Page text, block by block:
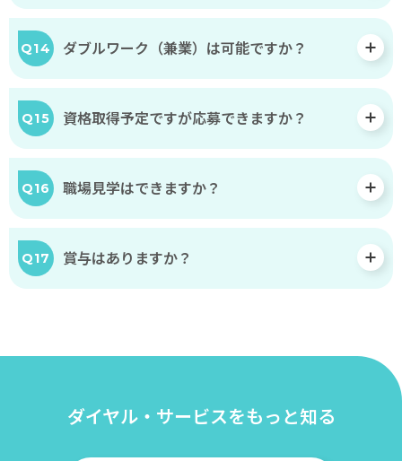
Q14 ダブルワーク（兼業）は可能ですか？
Q15 資格取得予定ですが応募できますか？
Q16 職場見学はできますか？
Q17 賞与はありますか？
ダイヤル・サービスをもっと知る
集
っ
て
く
れ
ま
し
た。
そ
し
て